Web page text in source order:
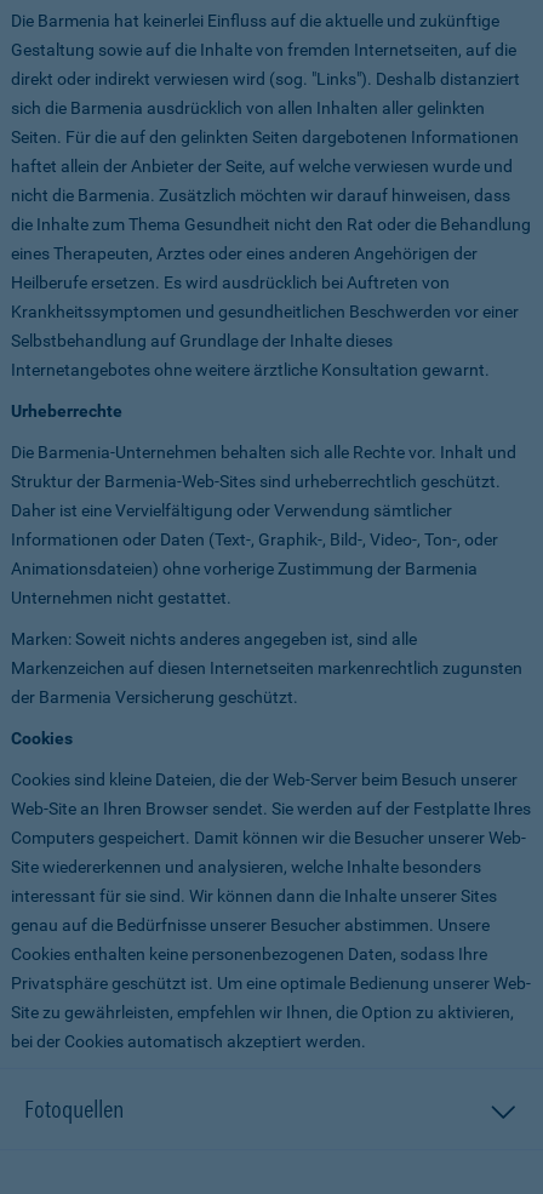
Die Barmenia hat keinerlei Einfluss auf die aktuelle und zukünftige
Gestaltung sowie auf die Inhalte von fremden Internetseiten, auf die
direkt oder indirekt verwiesen wird (sog. "Links"). Deshalb distanziert
sich die Barmenia ausdrücklich von allen Inhalten aller gelinkten
Seiten. Für die auf den gelinkten Seiten dargebotenen Informationen
haftet allein der Anbieter der Seite, auf welche verwiesen wurde und
nicht die Barmenia. Zusätzlich möchten wir darauf hinweisen, dass
die Inhalte zum Thema Gesundheit nicht den Rat oder die Behandlung
eines Therapeuten, Arztes oder eines anderen Angehörigen der
Heilberufe ersetzen. Es wird ausdrücklich bei Auftreten von
Krankheitssymptomen und gesundheitlichen Beschwerden vor einer
Selbstbehandlung auf Grundlage der Inhalte dieses
Internetangebotes ohne weitere ärztliche Konsultation gewarnt.
Urheberrechte
Die Barmenia-Unternehmen behalten sich alle Rechte vor. Inhalt und
Struktur der Barmenia-Web-Sites sind urheberrechtlich geschützt.
Daher ist eine Vervielfältigung oder Verwendung sämtlicher
Informationen oder Daten (Text-, Graphik-, Bild-, Video-, Ton-, oder
Animationsdateien) ohne vorherige Zustimmung der Barmenia
Unternehmen nicht gestattet.
Marken: Soweit nichts anderes angegeben ist, sind alle
Markenzeichen auf diesen Internetseiten markenrechtlich zugunsten
der Barmenia Versicherung geschützt.
Cookies
Cookies sind kleine Dateien, die der Web-Server beim Besuch unserer
Web-Site an Ihren Browser sendet. Sie werden auf der Festplatte Ihres
Computers gespeichert. Damit können wir die Besucher unserer Web-
Site wiedererkennen und analysieren, welche Inhalte besonders
interessant für sie sind. Wir können dann die Inhalte unserer Sites
genau auf die Bedürfnisse unserer Besucher abstimmen. Unsere
Cookies enthalten keine personenbezogenen Daten, sodass Ihre
Privatsphäre geschützt ist. Um eine optimale Bedienung unserer Web-
Site zu gewährleisten, empfehlen wir Ihnen, die Option zu aktivieren,
bei der Cookies automatisch akzeptiert werden.
Fotoquellen